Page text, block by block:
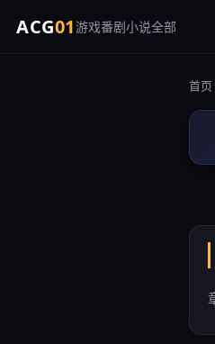
ACG01游戏番剧小说全部
首页